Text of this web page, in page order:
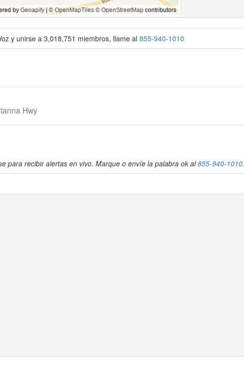
y unirse a 3,018,751 miembros, llame al 855-940-1010
Hwy
para recibir alertas en vivo. Marque o envíe la palabra ok al855-940-1010.